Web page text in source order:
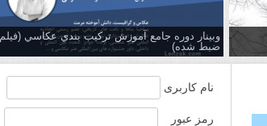
وبینار دوره جامع آموزش تركيب بندي عكاسي (فیلم
ضبط شده)
نام کاربری
رمز عبور